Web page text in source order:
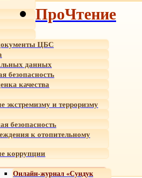
ЦБС
данных
безопасность
качества
экстремизму и терроризму
безопасность
к отопительному
коррупции
Онлайн-журнал «Сундук
ПроЧтение